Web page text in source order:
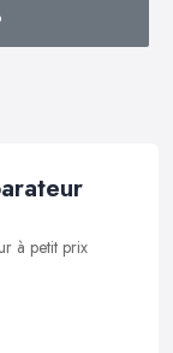
à petit prix